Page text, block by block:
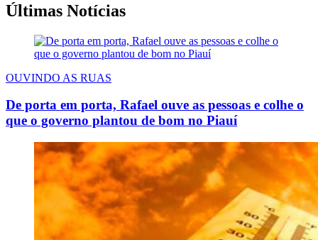
Últimas Notícias
OUVINDO AS RUAS
De porta em porta, Rafael ouve as pessoas e colhe o
que o governo plantou de bom no Piauí